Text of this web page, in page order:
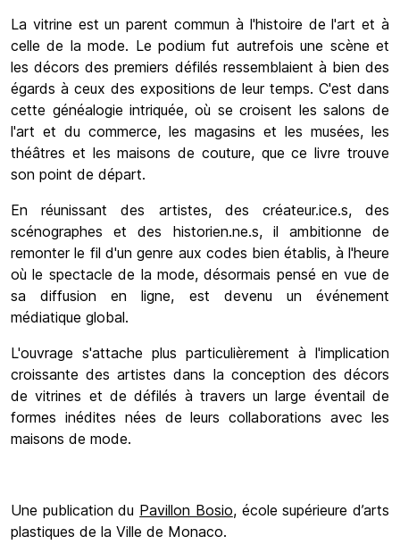
La vitrine est un parent commun à l'histoire de l'art et à
celle de la mode. Le podium fut autrefois une scène et
les décors des premiers défilés ressemblaient à bien des
égards à ceux des expositions de leur temps. C'est dans
cette généalogie intriquée, où se croisent les salons de
l'art et du commerce, les magasins et les musées, les
théâtres et les maisons de couture, que ce livre trouve
son point de départ.
En réunissant des artistes, des créateur.ice.s, des
scénographes et des historien.ne.s, il ambitionne de
remonter le fil d'un genre aux codes bien établis, à l'heure
où le spectacle de la mode, désormais pensé en vue de
sa diffusion en ligne, est devenu un événement
médiatique global.
L'ouvrage s'attache plus particulièrement à l'implication
croissante des artistes dans la conception des décors
de vitrines et de défilés à travers un large éventail de
formes inédites nées de leurs collaborations avec les
maisons de mode.
Une publication du Pavillon Bosio, école supérieure d’arts
plastiques de la Ville de Monaco.